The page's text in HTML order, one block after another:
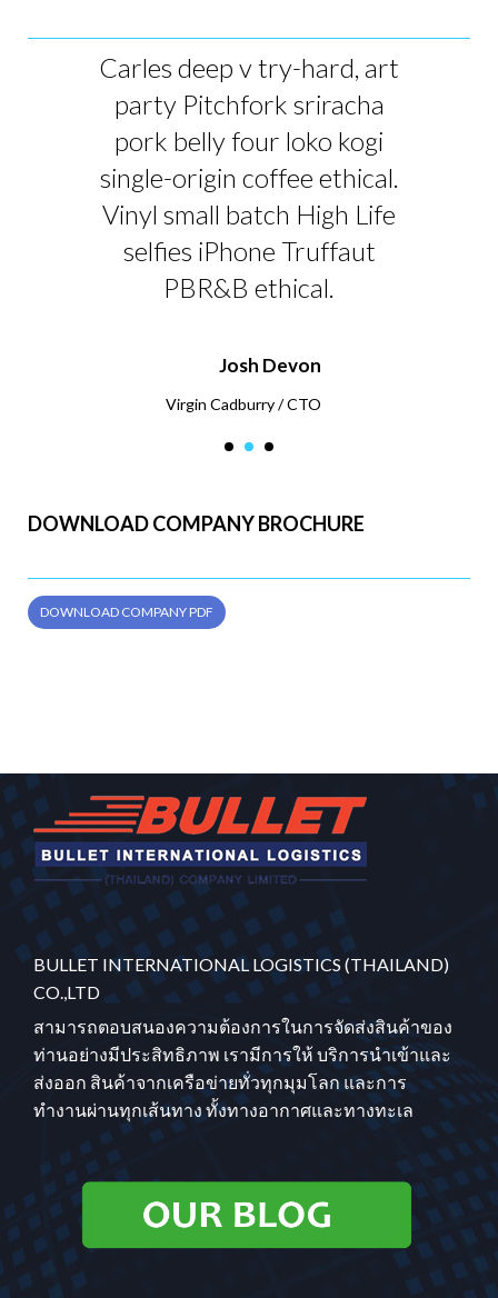
Carles deep v try-hard, art
party Pitchfork sriracha
pork belly four loko kogi
single-origin coffee ethical.
Vinyl small batch High Life
selfies iPhone Truffaut
PBR&B ethical.
Josh Devon
Virgin Cadburry / CTO
DOWNLOAD COMPANY BROCHURE
DOWNLOAD COMPANY PDF
BULLET INTERNATIONAL LOGISTICS (THAILAND)
CO.,LTD
สามารถตอบสนองความต้องการในการจัดส่งสินค้าของ
ท่านอย่างมีประสิทธิภาพ เรามีการให้ บริการนำเข้าและ
ส่งออก สินค้าจากเครือข่ายทั่วทุกมุมโลก และการ
ทำงานผ่านทุกเส้นทาง ทั้งทางอากาศและทางทะเล